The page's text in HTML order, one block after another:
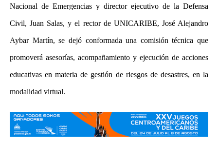
Nacional de Emergencias y director ejecutivo de la Defensa
Civil, Juan Salas, y el rector de UNICARIBE, José Alejandro
Aybar Martín, se dejó conformada una comisión técnica que
promoverá asesorías, acompañamiento y ejecución de acciones
educativas en materia de gestión de riesgos de desastres, en la
modalidad virtual.